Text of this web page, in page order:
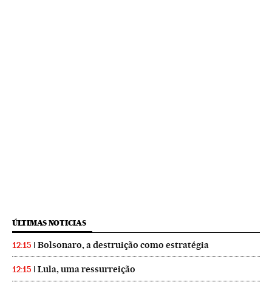
ÚLTIMAS NOTICIAS
12:15 Bolsonaro, a destruição como estratégia
12:15 Lula, uma ressurreição